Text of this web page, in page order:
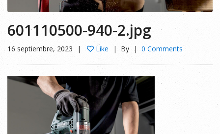
601110500-940-2.jpg
16 septiembre, 2023 Like By 0 Comments